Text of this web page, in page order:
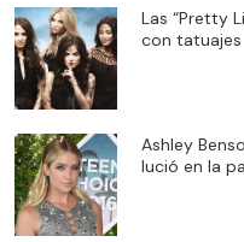
Las “Pretty
con tatuajes
Ashley
lució en la